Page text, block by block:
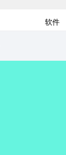
软件